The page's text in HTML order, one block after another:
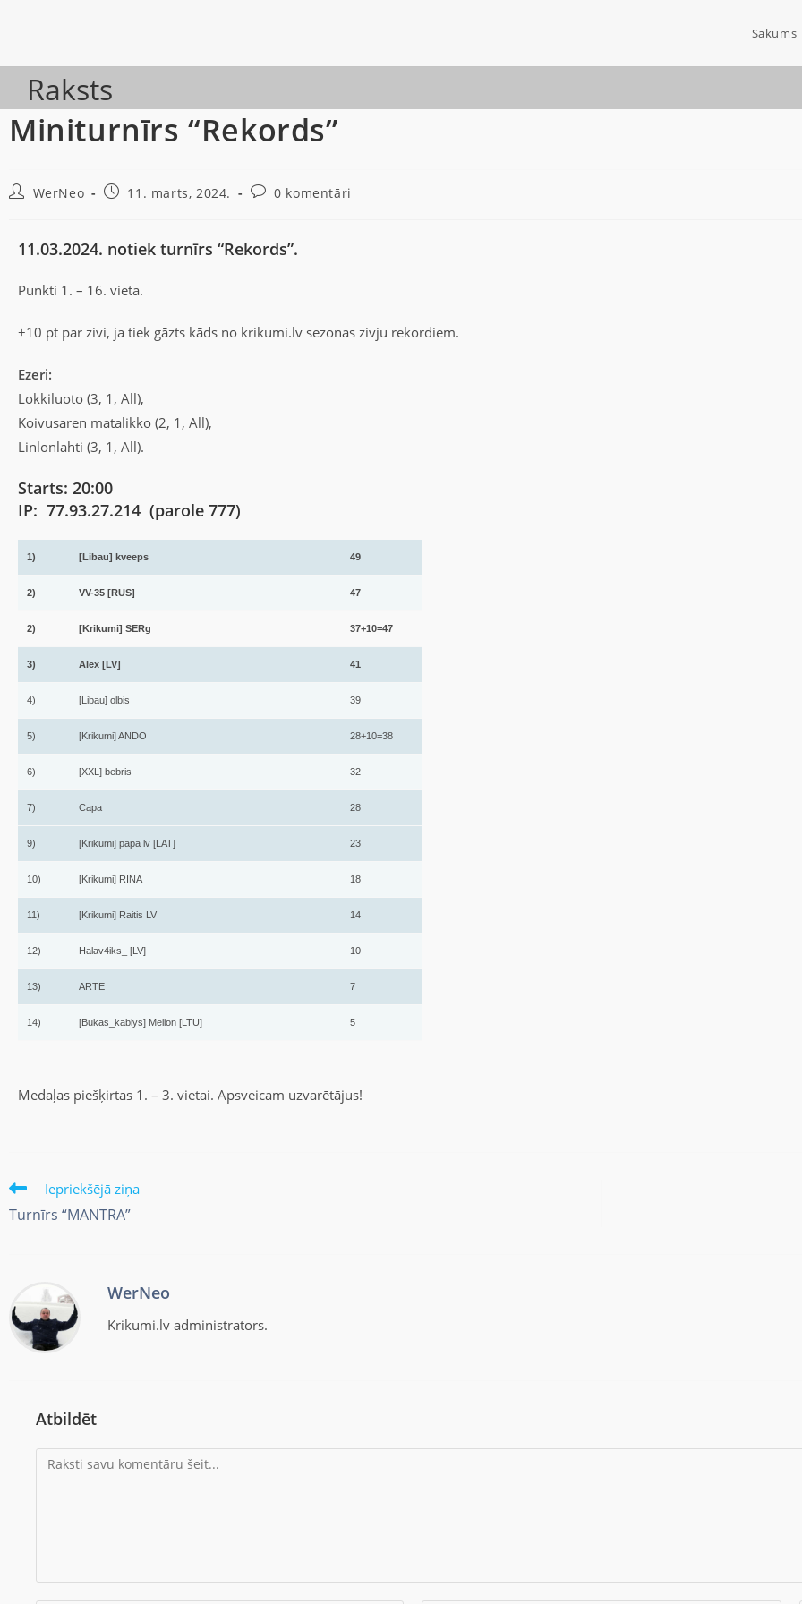
Sākums
Raksts
Miniturnīrs “Rekords”
WerNeo 11. marts, 2024. 0 komentāri
11.03.2024. notiek turnīrs “Rekords”.
Punkti 1. – 16. vieta.
+10 pt par zivi, ja tiek gāzts kāds no krikumi.lv sezonas zivju rekordiem.
Ezeri:
Lokkiluoto (3, 1, All),
Koivusaren matalikko (2, 1, All),
Linlonlahti (3, 1, All).
Starts: 20:00
IP: 77.93.27.214 (parole 777)
1) [Libau] kveeps 49
2) VV-35 [RUS] 47
2) [Krikumi] SERg 37+10=47
3) Alex [LV] 41
4) [Libau] olbis 39
5) [Krikumi] ANDO 28+10=38
6) [XXL] bebris 32
7) Capa 28
9) [Krikumi] papa lv [LAT] 23
10) [Krikumi] RINA 18
11) [Krikumi] Raitis LV 14
12) Halav4iks_ [LV] 10
13) ARTE 7
14) [Bukas_kablys] Melion [LTU] 5
Medaļas piešķirtas 1. – 3. vietai. Apsveicam uzvarētājus!
Iepriekšējā ziņa
Turnīrs “MANTRA”
WerNeo
Krikumi.lv administrators.
Atbildēt